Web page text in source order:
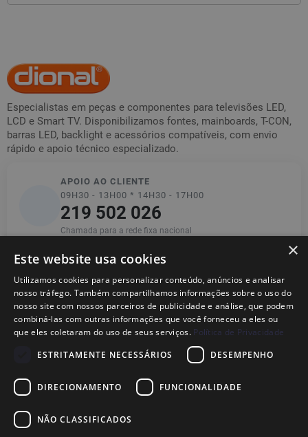
Especialistas em peças e componentes para televisões LED,
LCD e Smart TV. Disponibilizamos fontes, mainboards, T-CON,
barras LED, backlight e acessórios compatíveis, com envio
rápido e apoio técnico especializado.
APOIO AO CLIENTE
09H30 - 13H00 * 14H30 - 17H00
219 502 026
Chamada para a rede fixa nacional
Informações
×
Este website usa cookies
Utilizamos cookies para personalizar conteúdo, anúncios e analisar
nosso tráfego. Também compartilhamos informações sobre o uso do
nosso site com nossos parceiros de publicidade e análise, que podem
combiná-las com outras informações que você forneceu a eles ou
que eles coletaram do uso de seus serviços. Política de Privacidade
ESTRITAMENTE NECESSÁRIOS
DESEMPENHO
DIRECIONAMENTO FUNCIONALIDADE
NÃO CLASSIFICADOS